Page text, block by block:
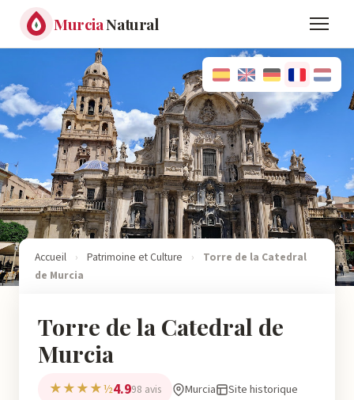
MurciaNatural
Accueil › Patrimoine et Culture ›
Torre de la Catedral
de Murcia
Torre de la Catedral de
Murcia
★★★★½4.998 avis Murcia Site historique